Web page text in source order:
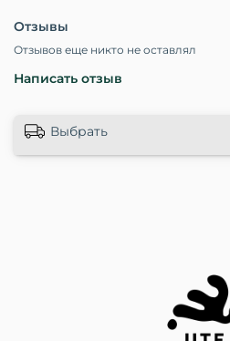
Отзывы
Отзывов еще никто не оставлял
Написать отзыв
Выбрать